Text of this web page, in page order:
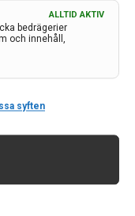
bedrägerier
och innehåll,
ALLTID AKTIV
syften
tilldelas
stiftelse.
som totalt